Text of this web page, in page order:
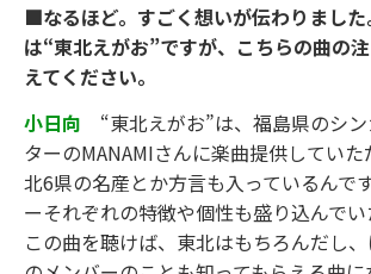
■なるほど。すごく想いが伝わりました
は“東北えがお”ですが、こちらの曲の
えてください。
小日向 “東北えがお”は、福島県のシ
ターのMANAMIさんに楽曲提供してい
北6県の名産とか方言も入っているんで
ーそれぞれの特徴や個性も盛り込んでい
この曲を聴けば、東北はもちろんだし